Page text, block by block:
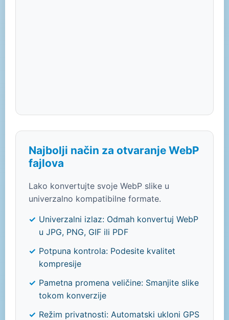
Najbolji način za otvaranje WebP
fajlova
Lako konvertujte svoje WebP slike u
univerzalno kompatibilne formate.
Univerzalni izlaz: Odmah konvertuj WebP
u JPG, PNG, GIF ili PDF
Potpuna kontrola: Podesite kvalitet
kompresije
Pametna promena veličine: Smanjite slike
tokom konverzije
Režim privatnosti: Automatski ukloni GPS